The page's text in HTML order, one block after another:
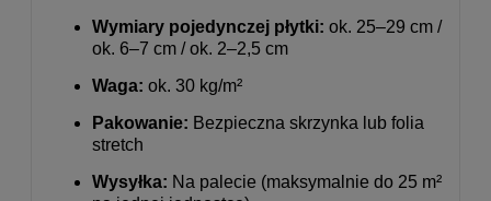
Wymiary pojedynczej płytki: ok. 25–29 cm /
ok. 6–7 cm / ok. 2–2,5 cm
Waga: ok. 30 kg/m²
Pakowanie: Bezpieczna skrzynka lub folia
stretch
Wysyłka: Na palecie (maksymalnie do 25 m²